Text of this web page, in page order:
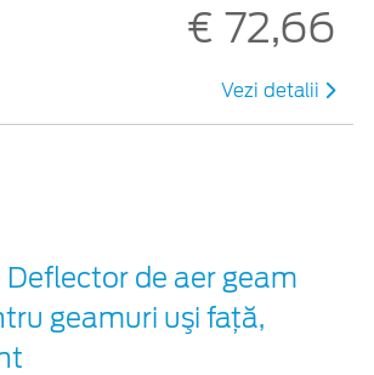
€ 72,66
Vezi detalii
de aer geam
geamuri uşi faţă,